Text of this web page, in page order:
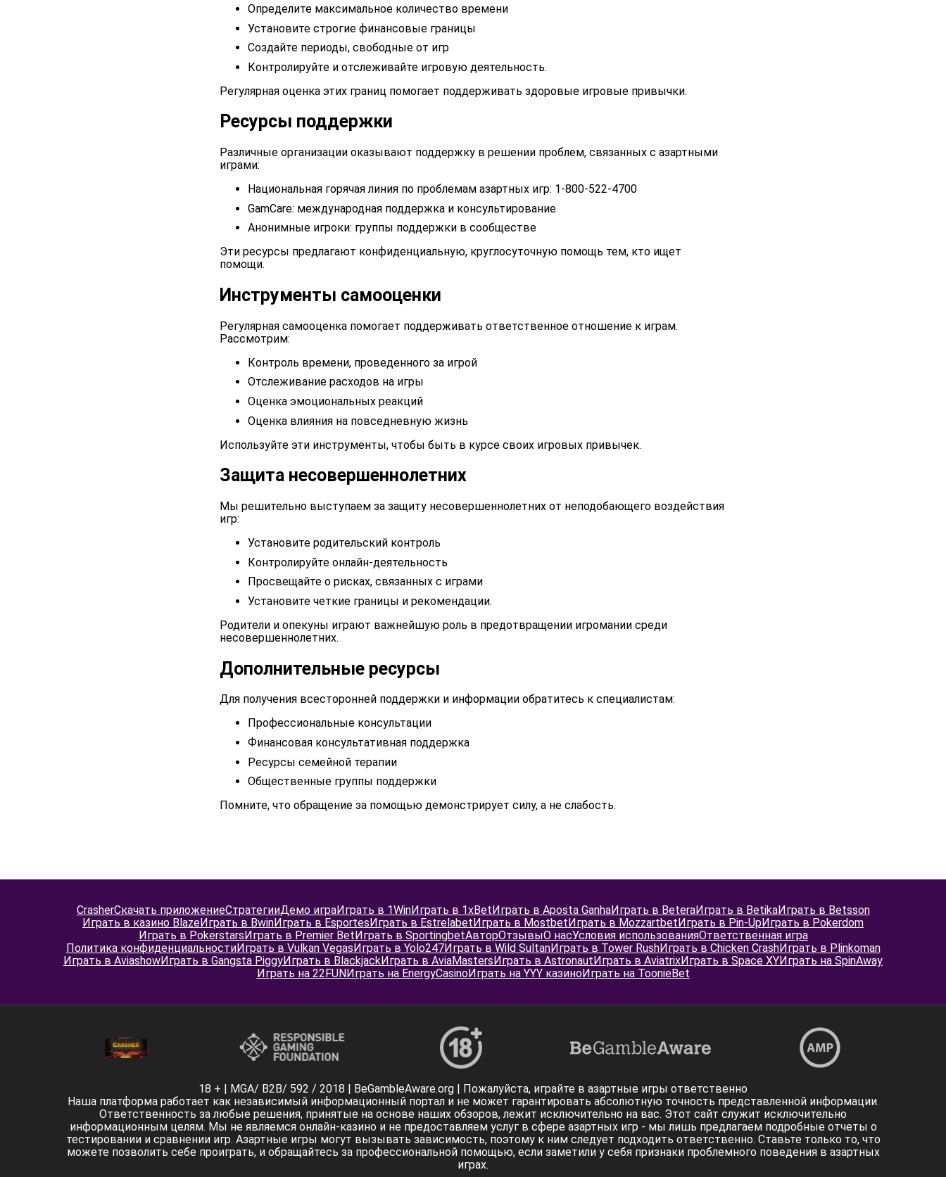
Определите максимальное количество времени
Установите строгие финансовые границы
Создайте периоды, свободные от игр
Контролируйте и отслеживайте игровую деятельность.
Регулярная оценка этих границ помогает поддерживать здоровые игровые привычки.
Ресурсы поддержки
Различные организации оказывают поддержку в решении проблем, связанных с азартными
играми:
Национальная горячая линия по проблемам азартных игр: 1-800-522-4700
GamCare: международная поддержка и консультирование
Анонимные игроки: группы поддержки в сообществе
Эти ресурсы предлагают конфиденциальную, круглосуточную помощь тем, кто ищет
помощи.
Инструменты самооценки
Регулярная самооценка помогает поддерживать ответственное отношение к играм.
Рассмотрим:
Контроль времени, проведенного за игрой
Отслеживание расходов на игры
Оценка эмоциональных реакций
Оценка влияния на повседневную жизнь
Используйте эти инструменты, чтобы быть в курсе своих игровых привычек.
Защита несовершеннолетних
Мы решительно выступаем за защиту несовершеннолетних от неподобающего воздействия
игр:
Установите родительский контроль
Контролируйте онлайн-деятельность
Просвещайте о рисках, связанных с играми
Установите четкие границы и рекомендации.
Родители и опекуны играют важнейшую роль в предотвращении игромании среди
несовершеннолетних.
Дополнительные ресурсы
Для получения всесторонней поддержки и информации обратитесь к специалистам:
Профессиональные консультации
Финансовая консультативная поддержка
Ресурсы семейной терапии
Общественные группы поддержки
Помните, что обращение за помощью демонстрирует силу, а не слабость.
CrasherСкачать приложениеСтратегииДемо играИграть в 1WinИграть в 1xBet Играть в Aposta GanhaИграть в BeteraИграть в BetikaИграть в Betsson
Играть в казино BlazeИграть в BwinИграть в Esportes Играть в Estrelabet Играть в Mostbet Играть в Mozzartbet Играть в Pin-UpИграть в Pokerdom
Играть в Pokerstars Играть в Premier Bet Играть в SportingbetАвторОтзывыО насУсловия использованияОтветственная игра
Политика конфиденциальностиИграть в Vulkan Vegas Играть в Yolo247Играть в Wild SultanИграть в Tower RushИграть в Chicken CrashИграть в Plinkoman
Играть в AviashowИграть в Gangsta PiggyИграть в BlackjackИграть в AviaMasters Играть в Astronaut Играть в AviatrixИграть в Space XYИграть на SpinAway
Играть на 22FUN Играть на EnergyCasinoИграть на YYY казиноИграть на ToonieBet
18 + | MGA/ B2B/ 592 / 2018 | BeGambleAware.org | Пожалуйста, играйте в азартные игры ответственно
Наша платформа работает как независимый информационный портал и не может гарантировать абсолютную точность представленной информации.
Ответственность за любые решения, принятые на основе наших обзоров, лежит исключительно на вас. Этот сайт служит исключительно
информационным целям. Мы не являемся онлайн-казино и не предоставляем услуг в сфере азартных игр - мы лишь предлагаем подробные отчеты о
тестировании и сравнении игр. Азартные игры могут вызывать зависимость, поэтому к ним следует подходить ответственно. Ставьте только то, что
можете позволить себе проиграть, и обращайтесь за профессиональной помощью, если заметили у себя признаки проблемного поведения в азартных
играх.